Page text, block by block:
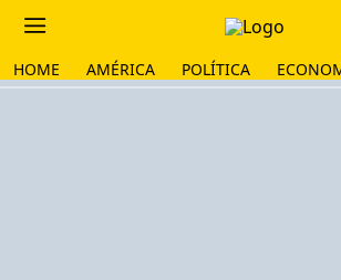
HOME AMÉRICA POLÍTICA